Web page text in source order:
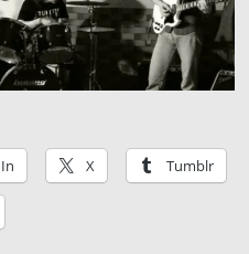
X Tumblr